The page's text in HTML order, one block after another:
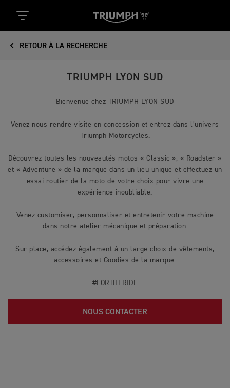
RETOUR À LA RECHERCHE
TRIUMPH LYON SUD
Bienvenue chez TRIUMPH LYON-SUD
Venez nous rendre visite en concession et entrez dans l’univers
Triumph Motorcycles.
Découvrez toutes les nouveautés motos « Classic », « Roadster »
et « Adventure » de la marque dans un lieu unique et effectuez un
essai routier de la moto de votre choix pour vivre une
expérience inoubliable.
Venez customiser, personnaliser et entretenir votre machine
dans notre atelier mécanique et préparation.
Sur place, accédez également à un large choix de vêtements,
accessoires et Goodies de la marque.
#FORTHERIDE
NOUS CONTACTER